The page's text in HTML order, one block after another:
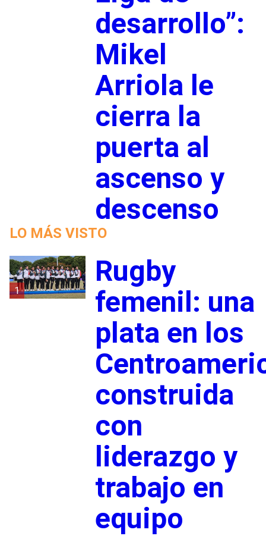
desarrollo”:
Mikel
Arriola le
cierra la
puerta al
ascenso y
descenso
LO MÁS VISTO
1
Rugby
femenil: una
plata en los
construida
con
liderazgo y
trabajo en
equipo